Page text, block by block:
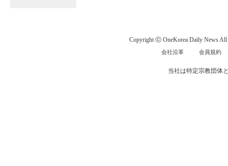
Copyright ⓒ OneKorea Daily News All
会社沿革 会員規約
当社は特定宗教団体